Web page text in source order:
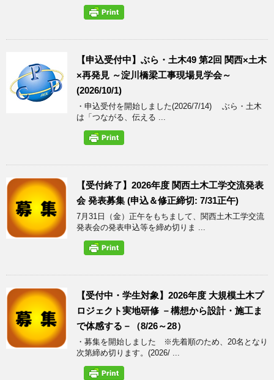
【申込受付中】ぶら・土木49 第2回 関西×土木
×再発見 ～淀川橋梁工事現場見学会～
(2026/10/1)
・申込受付を開始しました(2026/7/14) ぶら・土木
は「つながる、伝える ...
【受付終了】2026年度 関西土木工学交流発表
会 発表募集 (申込＆修正締切: 7/31正午)
7月31日（金）正午をもちまして、関西土木工学交流
発表会の発表申込等を締め切りま ...
【受付中・学生対象】2026年度 大規模土木プ
ロジェクト実地研修 －構想から設計・施工ま
で体感する－（8/26～28）
・募集を開始しました ※先着順のため、20名となり
次第締め切ります。(2026/ ...